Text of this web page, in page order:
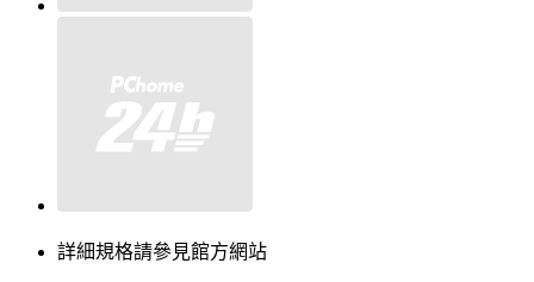
詳細規格請參見館方網站